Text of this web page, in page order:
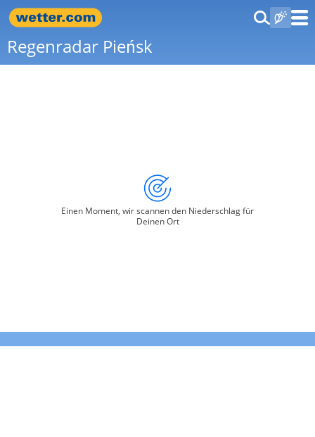
Regenradar Pieńsk
Einen Moment, wir scannen den Niederschlag für
Deinen Ort